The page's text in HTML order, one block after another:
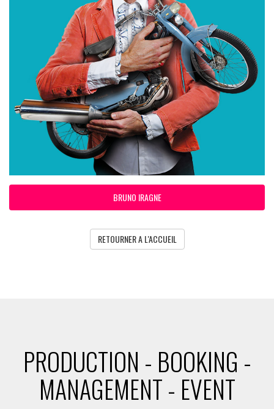
BRUNO IRAGNE
RETOURNER A L'ACCUEIL
PRODUCTION - BOOKING -
MANAGEMENT - EVENT